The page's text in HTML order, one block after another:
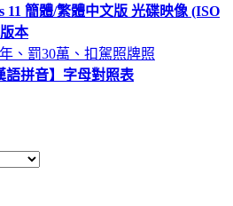
11 簡體/繁體中文版 光碟映像 (ISO
本
、罰30萬、扣駕照牌照
語拼音】字母對照表